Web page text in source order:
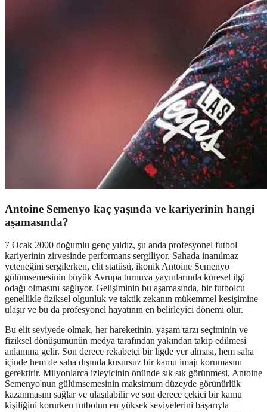
Antoine Semenyo kaç yaşında ve kariyerinin hangi
aşamasında?
7 Ocak 2000 doğumlu genç yıldız, şu anda profesyonel futbol
kariyerinin zirvesinde performans sergiliyor. Sahada inanılmaz
yeteneğini sergilerken, elit statüsü, ikonik Antoine Semenyo
gülümsemesinin büyük Avrupa turnuva yayınlarında küresel ilgi
odağı olmasını sağlıyor. Gelişiminin bu aşamasında, bir futbolcu
genellikle fiziksel olgunluk ve taktik zekanın mükemmel kesişimine
ulaşır ve bu da profesyonel hayatının en belirleyici dönemi olur.
Bu elit seviyede olmak, her hareketinin, yaşam tarzı seçiminin ve
fiziksel dönüşümünün medya tarafından yakından takip edilmesi
anlamına gelir. Son derece rekabetçi bir ligde yer alması, hem saha
içinde hem de saha dışında kusursuz bir kamu imajı korumasını
gerektirir. Milyonlarca izleyicinin önünde sık sık görünmesi, Antoine
Semenyo'nun gülümsemesinin maksimum düzeyde görünürlük
kazanmasını sağlar ve ulaşılabilir ve son derece çekici bir kamu
kişiliğini korurken futbolun en yüksek seviyelerini başarıyla